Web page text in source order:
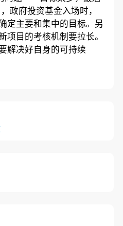
政府投资基金入场时，
定主要和集中的目标。另
项目的考核机制要拉长。
解决好自身的可持续